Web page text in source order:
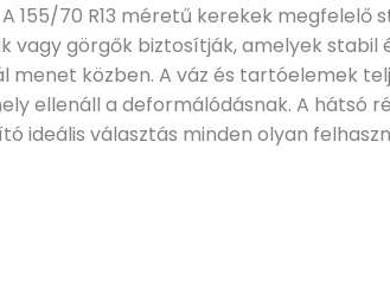
155/70 R13 méretű kerekek megfelelő
görgők biztosítják, amelyek stabil
közben. A váz és tartóelemek
ellenáll a deformálódásnak. A hátsó
ideális választás minden olyan